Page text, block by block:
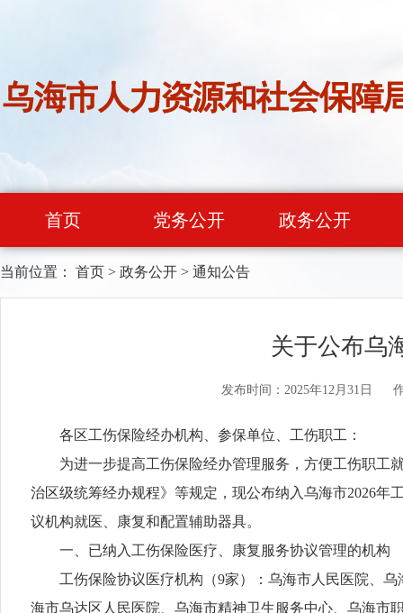
首页 党务公开 政务公开
当前位置： 首页 > 政务公开 > 通知公告
关于公布乌
发布时间：2025年12月31日
各区工伤保险经办机构、参保单位、工伤职工：
为进一步提高工伤保险经办管理服务，方便工伤职工就
治区级统筹经办规程》等规定，现公布纳入乌海市2026
议机构就医、康复和配置辅助器具。
一、已纳入工伤保险医疗、康复服务协议管理的机构
工伤保险协议医疗机构（9家）：乌海市人民医院、乌
海市乌达区人民医院、乌海市精神卫生服务中心、乌海市